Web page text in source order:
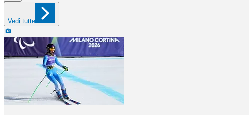
Vedi tutte